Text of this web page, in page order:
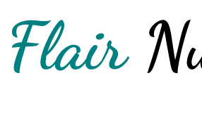
content